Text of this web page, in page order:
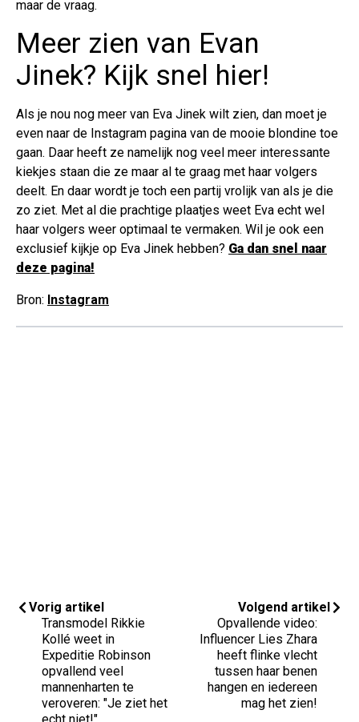
maar de vraag.
Meer zien van Evan
Jinek? Kijk snel hier!
Als je nou nog meer van Eva Jinek wilt zien, dan moet je
even naar de Instagram pagina van de mooie blondine toe
gaan. Daar heeft ze namelijk nog veel meer interessante
kiekjes staan die ze maar al te graag met haar volgers
deelt. En daar wordt je toch een partij vrolijk van als je die
zo ziet. Met al die prachtige plaatjes weet Eva echt wel
haar volgers weer optimaal te vermaken. Wil je ook een
exclusief kijkje op Eva Jinek hebben? Ga dan snel naar
deze pagina!
Bron: Instagram
Vorig artikel
Transmodel Rikkie
Kollé weet in
Expeditie Robinson
opvallend veel
mannenharten te
veroveren: "Je ziet het
Volgend artikel
Opvallende video:
Influencer Lies Zhara
heeft flinke vlecht
tussen haar benen
hangen en iedereen
mag het zien!